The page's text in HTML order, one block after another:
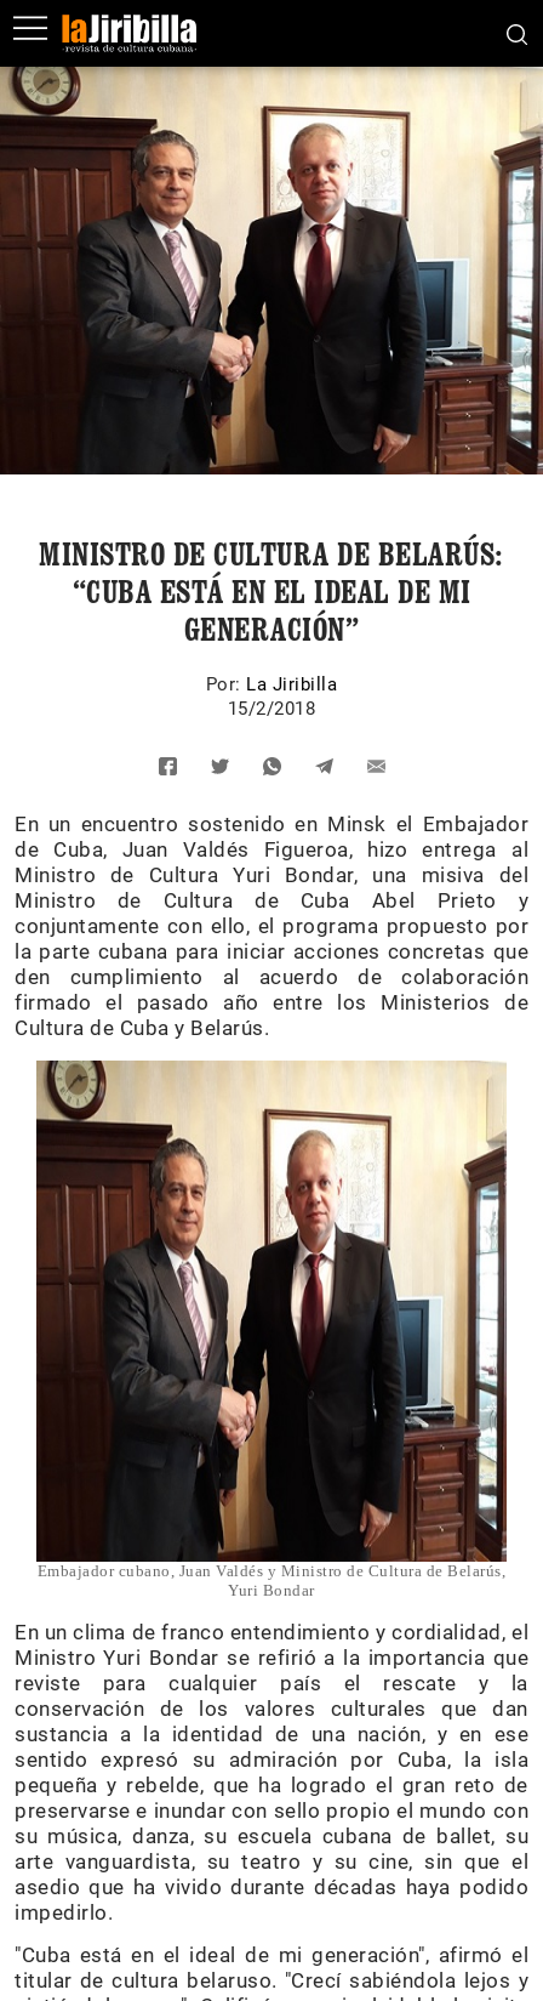
MINISTRO DE CULTURA DE BELARÚS:
“CUBA ESTÁ EN EL IDEAL DE MI
GENERACIÓN”
Por: La Jiribilla
15/2/2018
En un encuentro sostenido en Minsk el Embajador
de Cuba, Juan Valdés Figueroa, hizo entrega al
Ministro de Cultura Yuri Bondar, una misiva del
Ministro de Cultura de Cuba Abel Prieto y
conjuntamente con ello, el programa propuesto por
la parte cubana para iniciar acciones concretas que
den cumplimiento al acuerdo de colaboración
firmado el pasado año entre los Ministerios de
Cultura de Cuba y Belarús.
Embajador cubano, Juan Valdés y Ministro de Cultura de Belarús,
Yuri Bondar
En un clima de franco entendimiento y cordialidad, el
Ministro Yuri Bondar se refirió a la importancia que
reviste para cualquier país el rescate y la
conservación de los valores culturales que dan
sustancia a la identidad de una nación, y en ese
sentido expresó su admiración por Cuba, la isla
pequeña y rebelde, que ha logrado el gran reto de
preservarse e inundar con sello propio el mundo con
su música, danza, su escuela cubana de ballet, su
arte vanguardista, su teatro y su cine, sin que el
asedio que ha vivido durante décadas haya podido
impedirlo.
"Cuba está en el ideal de mi generación", afirmó el
titular de cultura belaruso. "Crecí sabiéndola lejos y